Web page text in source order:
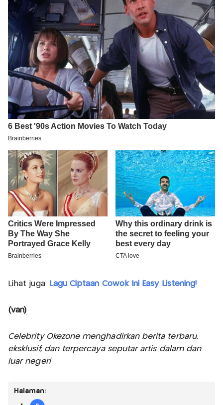
Lihat juga: Lagu Ciptaan Cowok Ini Easy Listening!
(van)
Celebrity Okezone menghadirkan berita terbaru,
eksklusif, dan terpercaya seputar artis dalam dan
luar negeri
Halaman: